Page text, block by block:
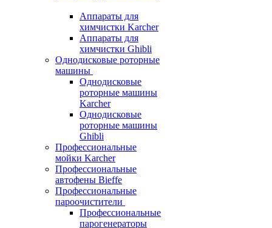
Аппараты для
химчистки Karcher
Аппараты для
химчистки Ghibli
Однодисковые роторные
машины
Однодисковые
роторные машины
Karcher
Однодисковые
роторные машины
Ghibli
Профессиональные
мойки Karcher
Профессиональные
автофены Bieffe
Профессиональные
пароочистители
Профессиональные
парогенераторы